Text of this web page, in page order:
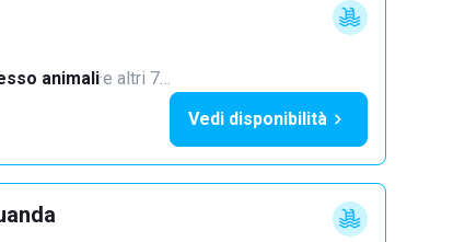
animali·e altri 7…
Vedi disponibilità